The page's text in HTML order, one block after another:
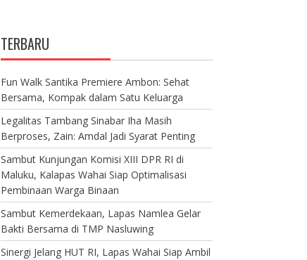
TERBARU
Fun Walk Santika Premiere Ambon: Sehat
Bersama, Kompak dalam Satu Keluarga
Legalitas Tambang Sinabar Iha Masih
Berproses, Zain: Amdal Jadi Syarat Penting
Sambut Kunjungan Komisi XIII DPR RI di
Maluku, Kalapas Wahai Siap Optimalisasi
Pembinaan Warga Binaan
Sambut Kemerdekaan, Lapas Namlea Gelar
Bakti Bersama di TMP Nasluwing
Sinergi Jelang HUT RI, Lapas Wahai Siap Ambil